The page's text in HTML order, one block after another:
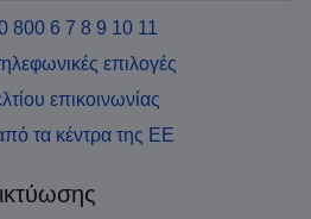
800 6 7 8 9 10 11
επιλογές
επικοινωνίας
τα κέντρα της ΕΕ